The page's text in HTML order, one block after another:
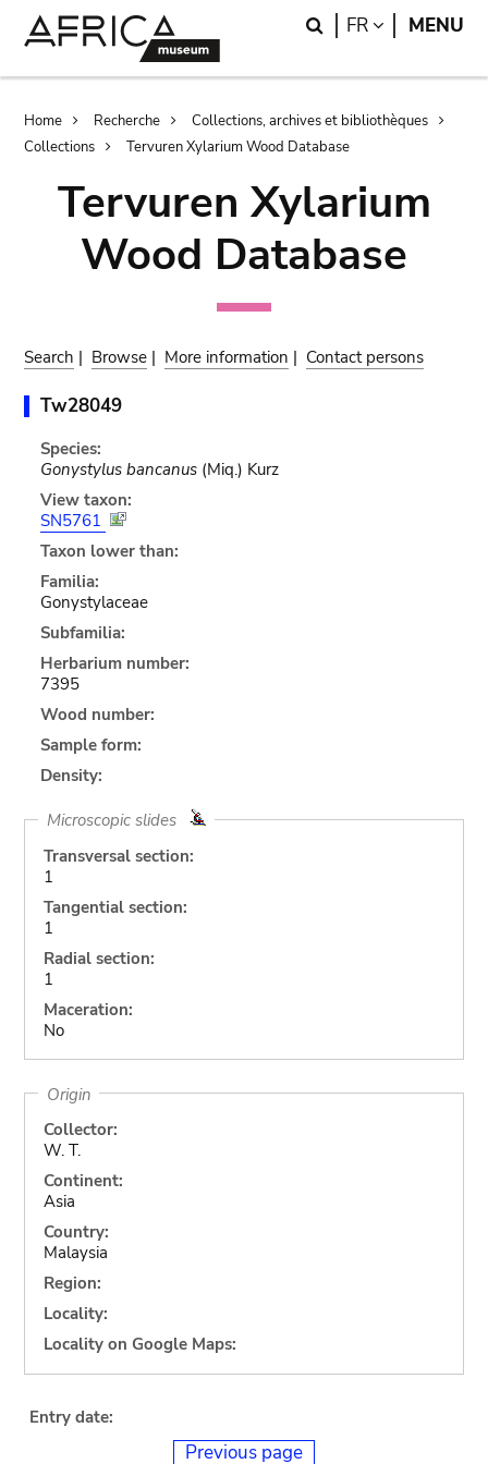
Search
FR LANGUAGE
MENU
Breadcrumb
Home Recherche
Collections, archives et bibliothèques
Collections
Tervuren Xylarium Wood Database
Tervuren Xylarium
Wood Database
Search | Browse | More information | Contact persons
Tw28049
Species:
Gonystylus bancanus(Miq.) Kurz
View taxon:
SN5761
Taxon lower than:
Familia:
Gonystylaceae
Subfamilia:
Herbarium number:
7395
Wood number:
Sample form:
Density:
Microscopic slides
Transversal section:
1
Tangential section:
1
Radial section:
1
Maceration:
No
Origin
Collector:
W. T.
Continent:
Asia
Country:
Malaysia
Region:
Locality:
Locality on Google Maps:
Entry date:
Previous page